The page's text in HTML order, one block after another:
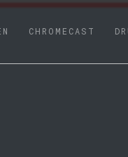
CHROMECAST